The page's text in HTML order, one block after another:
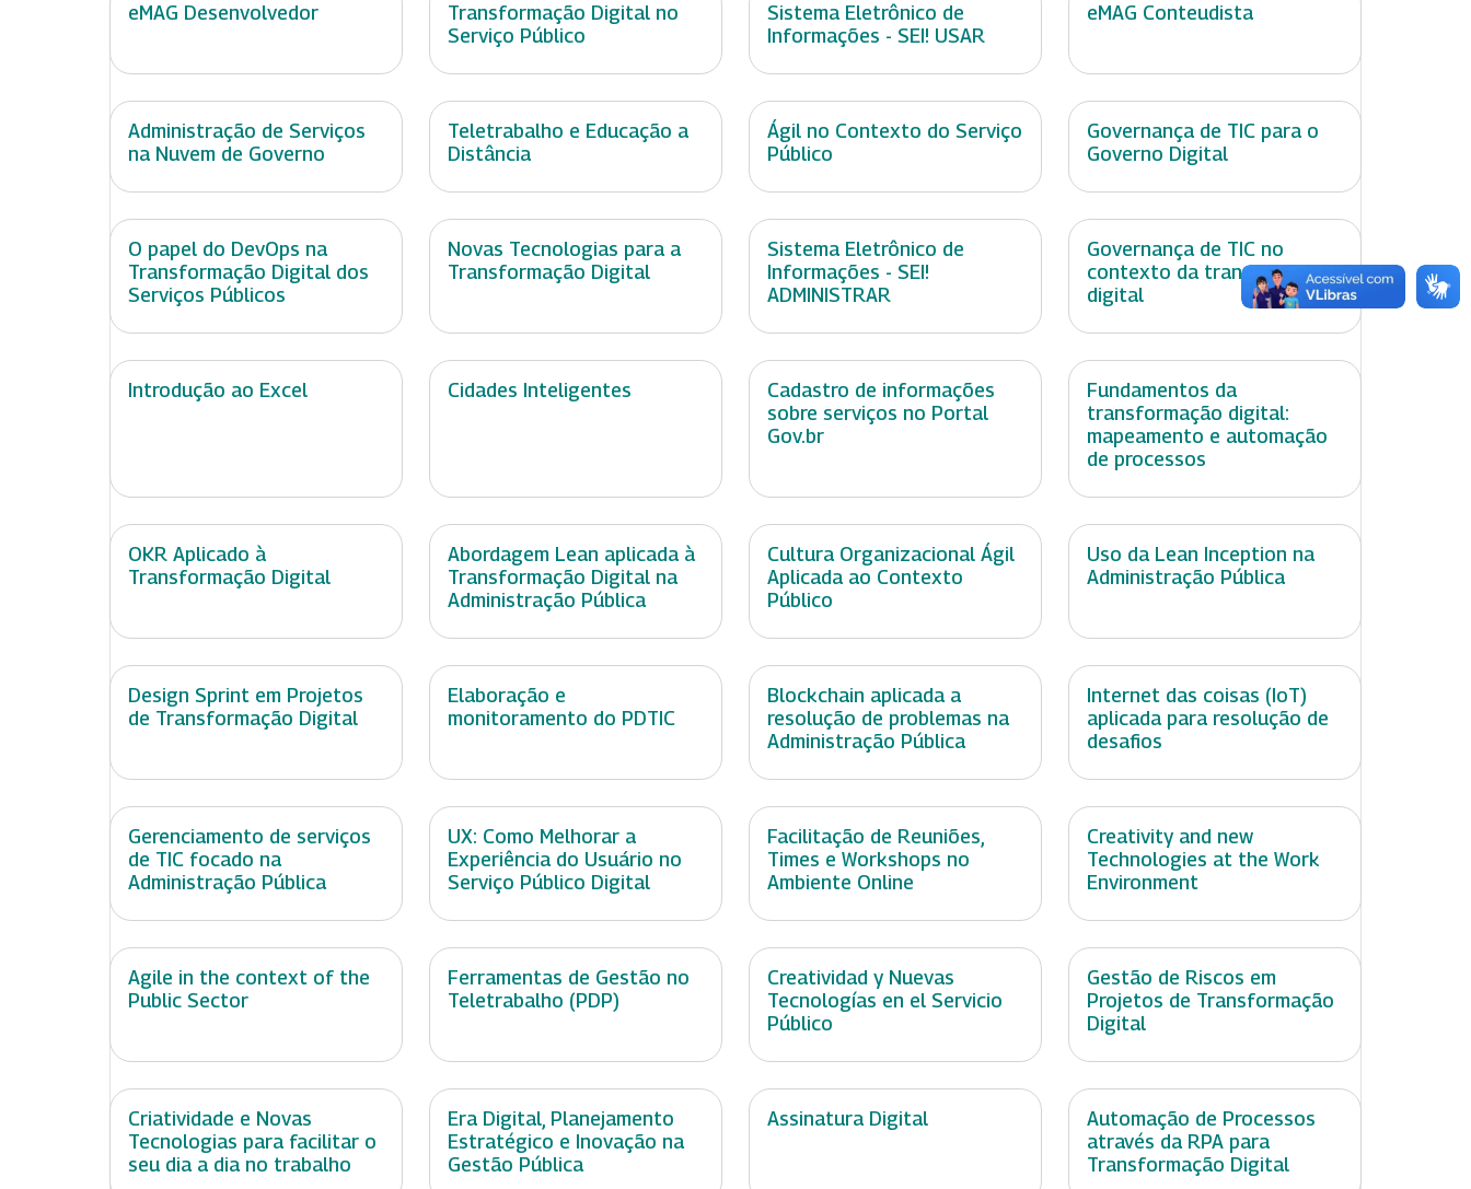
eMAG Desenvolvedor
Transformação Digital no
Serviço Público
Sistema Eletrônico de
Informações - SEI! USAR
eMAG Conteudista
Administração de Serviços
na Nuvem de Governo
Teletrabalho e Educação a
Distância
Ágil no Contexto do Serviço
Público
Governança de TIC para o
Governo Digital
O papel do DevOps na
Transformação Digital dos
Serviços Públicos
Novas Tecnologias para a
Transformação Digital
Sistema Eletrônico de
Informações - SEI!
ADMINISTRAR
Governança de TIC no
contexto da transformação
digital
Introdução ao Excel Cidades Inteligentes
Cadastro de informações
sobre serviços no Portal
Gov.br
Fundamentos da
transformação digital:
mapeamento e automação
de processos
OKR Aplicado à
Transformação Digital
Abordagem Lean aplicada à
Transformação Digital na
Administração Pública
Cultura Organizacional Ágil
Aplicada ao Contexto
Público
Uso da Lean Inception na
Administração Pública
Design Sprint em Projetos
de Transformação Digital
Elaboração e
monitoramento do PDTIC
Blockchain aplicada a
resolução de problemas na
Administração Pública
Internet das coisas (IoT)
aplicada para resolução de
desafios
Gerenciamento de serviços
de TIC focado na
Administração Pública
UX: Como Melhorar a
Experiência do Usuário no
Serviço Público Digital
Facilitação de Reuniões,
Times e Workshops no
Ambiente Online
Creativity and new
Technologies at the Work
Environment
Agile in the context of the
Public Sector
Ferramentas de Gestão no
Teletrabalho (PDP)
Creatividad y Nuevas
Tecnologías en el Servicio
Público
Gestão de Riscos em
Projetos de Transformação
Digital
Criatividade e Novas
Tecnologias para facilitar o
seu dia a dia no trabalho
Era Digital, Planejamento
Estratégico e Inovação na
Gestão Pública
Assinatura Digital
Automação de Processos
através da RPA para
Transformação Digital